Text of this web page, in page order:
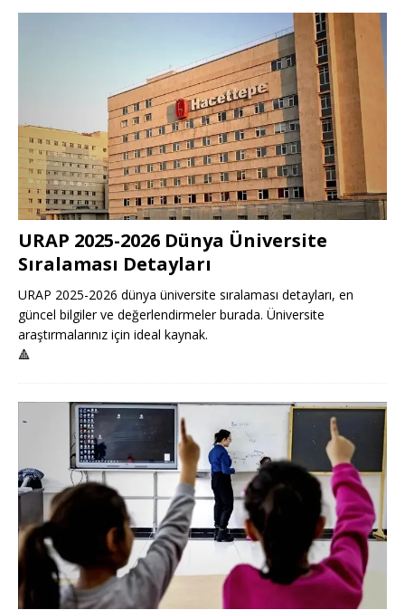
URAP 2025-2026 Dünya Üniversite
Sıralaması Detayları
URAP 2025-2026 dünya üniversite sıralaması detayları, en
güncel bilgiler ve değerlendirmeler burada. Üniversite
araştırmalarınız için ideal kaynak.
🔺